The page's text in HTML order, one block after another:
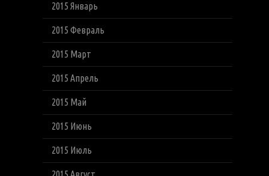
2015 Январь
2015 Февраль
2015 Март
2015 Апрель
2015 Май
2015 Июнь
2015 Июль